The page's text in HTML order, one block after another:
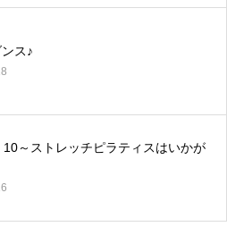
ス♪
10～ストレッチピラティスはいかが